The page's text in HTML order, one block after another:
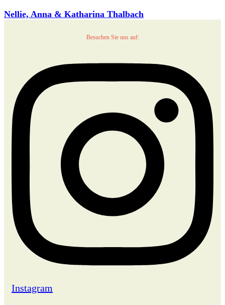
Nellie, Anna & Katharina Thalbach
Besuchen Sie uns auf:
Instagram